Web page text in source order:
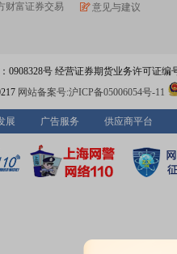
业绩预告：2026年07月11日预
决议公告》
等2条公告
财富证券交易
意见与建议
号 经营证券期货业务许可证编
网站备案号:沪ICP备05006054号-11
展 广告服务 供应商平台